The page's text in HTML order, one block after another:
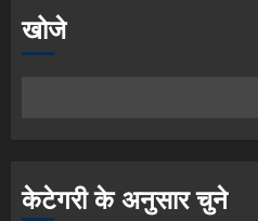
खोजे
केटेगरी के अनुसार चुने